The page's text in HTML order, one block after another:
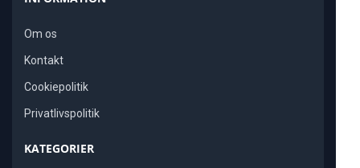
Om os
Kontakt
Cookiepolitik
Privatlivspolitik
KATEGORIER